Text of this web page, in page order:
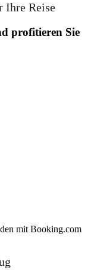
Ihre Reise
profitieren Sie
mit Booking.com